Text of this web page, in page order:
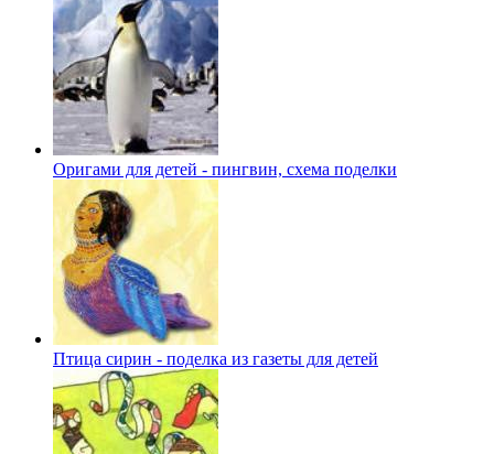
Оригами для детей - пингвин, схема поделки
Птица сирин - поделка из газеты для детей